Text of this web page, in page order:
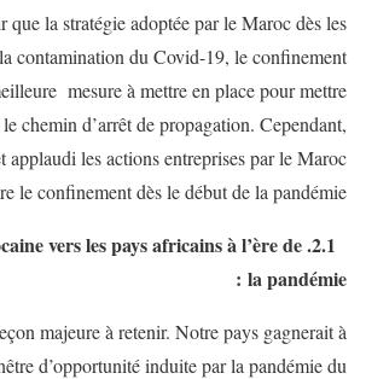
que la stratégie adoptée par le Maroc dès les
contamination du Covid-19, le confinement
mesure à mettre en place pour mettre
chemin d’arrêt de propagation. Cependant,
applaudi les actions entreprises par le Maroc
le confinement dès le début de la pandémie.
vers les pays africains à l’ère de
la pandémie :
majeure à retenir. Notre pays gagnerait à
d’opportunité induite par la pandémie du